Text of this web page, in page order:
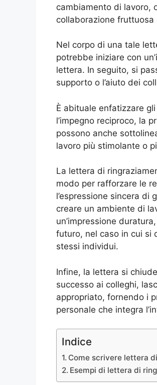
cambiamento di lavoro,
collaborazione fruttuosa
Nel corpo di una tale
potrebbe iniziare con
lettera. In seguito, si
supporto o l’aiuto dei
È abituale enfatizzare
l’impegno reciproco, la
possono anche
lavoro più stimolante o
La lettera di
modo per rafforzare le
l’espressione sincera
creare un ambiente di
un’impressione
futuro, nel caso in cui si
stessi individui.
Infine, la lettera si
successo ai colleghi,
appropriato, fornendo i
personale che integra
Indice
Come scrivere lettera
Esempi di lettera di